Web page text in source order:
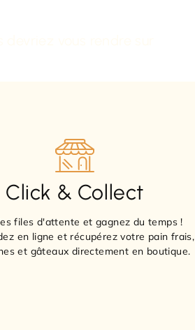
Click & Collect
files d'attente et gagnez du temps !
en ligne et récupérez votre pain frais,
et gâteaux directement en boutique.